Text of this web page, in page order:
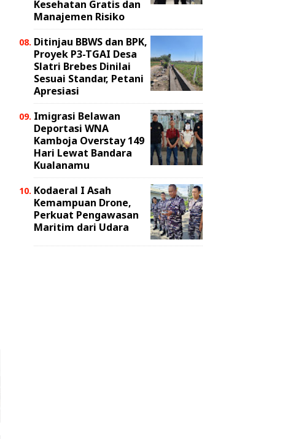
Kesehatan Gratis dan
Manajemen Risiko
Ditinjau BBWS dan BPK,
Proyek P3-TGAI Desa
Slatri Brebes Dinilai
Sesuai Standar, Petani
Apresiasi
Imigrasi Belawan
Deportasi WNA
Kamboja Overstay 149
Hari Lewat Bandara
Kualanamu
Kodaeral I Asah
Kemampuan Drone,
Perkuat Pengawasan
Maritim dari Udara